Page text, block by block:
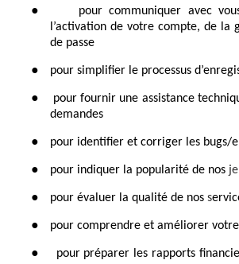
●
pour communiquer avec
l’activation de votre compte, de la
de passe
● pour simplifier le processus
●
pour fournir une assistance
demandes
● pour identifier et corriger les bugs/
● pour indiquer la popularité de nos
● pour évaluer la qualité de nos s
● pour comprendre et améliorer
●
pour préparer les rapports